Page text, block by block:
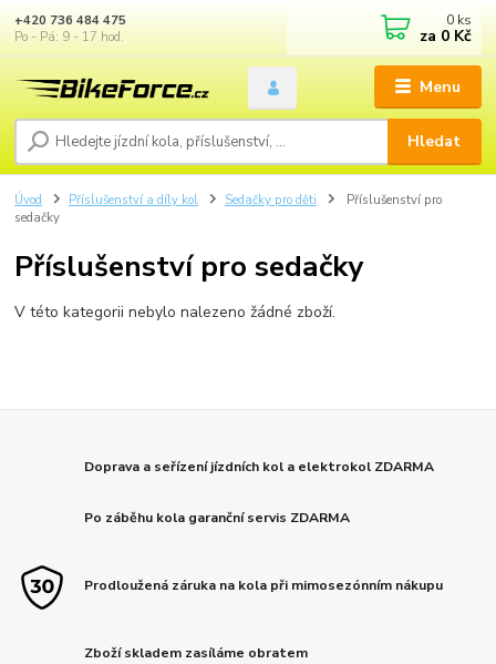
Menu
Hledat
+420 736 484 475
Po - Pá: 9 - 17 hod.
0 ks
za 0 Kč
Úvod Příslušenství a díly kol Sedačky pro děti
Příslušenství pro
sedačky
Příslušenství pro sedačky
V této kategorii nebylo nalezeno žádné zboží.
Doprava a seřízení jízdních kol a elektrokol ZDARMA
Po záběhu kola garanční servis ZDARMA
Prodloužená záruka na kola při mimosezónním nákupu
Zboží skladem zasíláme obratem